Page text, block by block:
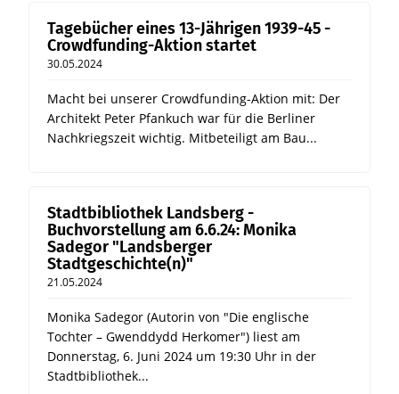
Tagebücher eines 13-Jährigen 1939-45 -
Crowdfunding-Aktion startet
30.05.2024
Macht bei unserer Crowdfunding-Aktion mit: Der
Architekt Peter Pfankuch war für die Berliner
Nachkriegszeit wichtig. Mitbeteiligt am Bau...
Stadtbibliothek Landsberg -
Buchvorstellung am 6.6.24: Monika
Sadegor "Landsberger
Stadtgeschichte(n)"
21.05.2024
Monika Sadegor (Autorin von "Die englische
Tochter – Gwenddydd Herkomer") liest am
Donnerstag, 6. Juni 2024 um 19:30 Uhr in der
Stadtbibliothek...